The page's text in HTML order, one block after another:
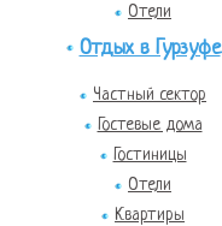
Отели
Отдых в Гурзуфе
Частный сектор
Гостевые дома
Гостиницы
Отели
Квартиры